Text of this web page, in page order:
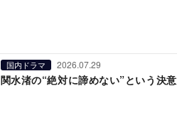
国内ドラマ 2026.07.29
関水渚の“絶対に諦めない”という決意